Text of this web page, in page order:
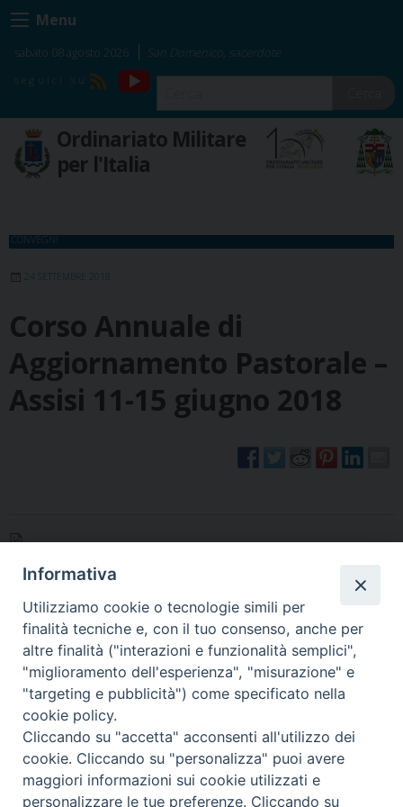
Skip
to
content
Menu
sabato 08 agosto 2026 San Domenico, sacerdote
RSS
YouTube
Ordinariato Militare
per l'Italia
CONVEGNI
24 SETTEMBRE 2018
Corso Annuale di
Aggiornamento Pastorale –
Assisi 11-15 giugno 2018
I corsi prematrimoniali nella
X zona pastorale
L’attenzione dell’Ordinario al
tema della vita, caro a Madre
Informativa
Utilizziamo cookie o tecnologie simili per
finalità tecniche e, con il tuo consenso, anche per
altre finalità ("interazioni e funzionalità semplici",
"miglioramento dell'esperienza", "misurazione" e
"targeting e pubblicità") come specificato nella
cookie policy.
Cliccando su "accetta" acconsenti all'utilizzo dei
cookie. Cliccando su "personalizza" puoi avere
maggiori informazioni sui cookie utilizzati e
personalizzare le tue preferenze. Cliccando su